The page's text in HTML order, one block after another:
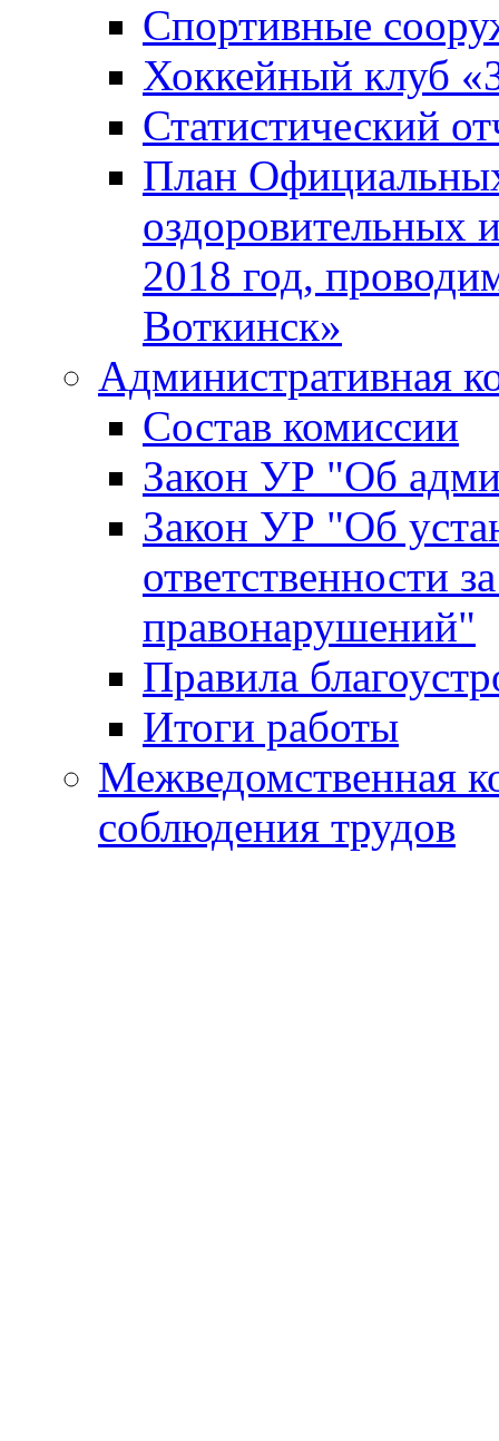
Спортивные
Хоккейный клуб
Статистический
План
оздоровительных
2018 год,
Воткинск»
Административная
Состав комиссии
Закон УР "Об
Закон УР "Об
ответственности
правонарушений"
Правила
Итоги работы
Межведомственная
соблюдения трудов